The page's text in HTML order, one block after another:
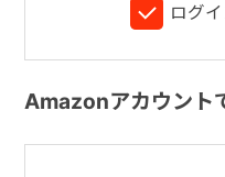
ログ
Amazonアカウント